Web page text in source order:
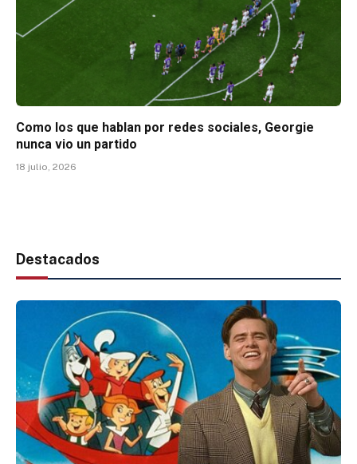
Como los que hablan por redes sociales, Georgie
nunca vio un partido
18 julio, 2026
Destacados